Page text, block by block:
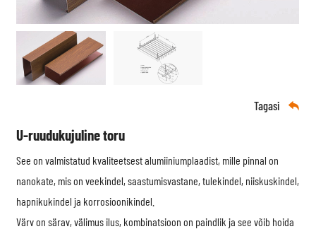
Tagasi 
U-ruudukujuline toru
See on valmistatud kvaliteetsest alumiiniumplaadist, mille pinnal on
nanokate, mis on veekindel, saastumisvastane, tulekindel, niiskuskindel,
hapnikukindel ja korrosioonikindel.
Värv on särav, välimus ilus, kombinatsioon on paindlik ja see võib hoida